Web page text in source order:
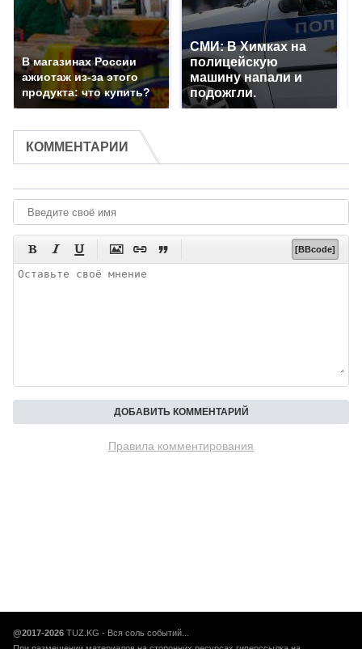
В магазинах России
ажиотаж из-за этого
продукта: что купить?
СМИ: В Химках на
полицейскую
машину напали и
подожгли.
КОММЕНТАРИИ
      [BBcode]
Правила комментирования
@2017-2026 TUZ.KG - Вся соль событий...